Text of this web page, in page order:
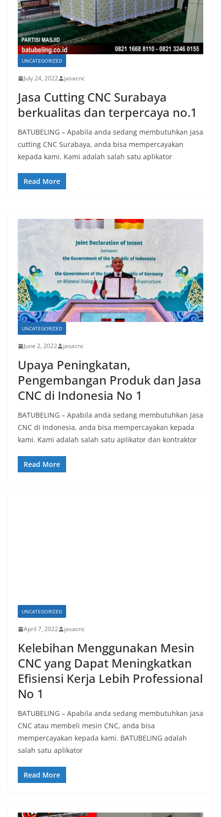
UNCATEGORIZED
July 24, 2022 jasacnc
Jasa Cutting CNC Surabaya
berkualitas dan terpercaya no.1
BATUBELING – Apabila anda sedang membutuhkan jasa
cutting CNC Surabaya, anda bisa mempercayakan
kepada kami. Kami adalah salah satu aplikator
Read More
UNCATEGORIZED
June 2, 2022 jasacnc
Upaya Peningkatan,
Pengembangan Produk dan Jasa
CNC di Indonesia No 1
BATUBELING – Apabila anda sedang membutuhkan Jasa
CNC di Indonesia, anda bisa mempercayakan kepada
kami. Kami adalah salah satu aplikator dan kontraktor
Read More
UNCATEGORIZED
April 7, 2022 jasacnc
Kelebihan Menggunakan Mesin
CNC yang Dapat Meningkatkan
Efisiensi Kerja Lebih Professional
No 1
BATUBELING – Apabila anda sedang membutuhkan jasa
CNC atau membeli mesin CNC, anda bisa
mempercayakan kepada kami. BATUBELING adalah
salah satu aplikator
Read More